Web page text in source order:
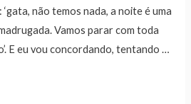
‘gata, não temos nada, a noite é uma
Vamos parar com toda
E eu vou concordando, tentando …